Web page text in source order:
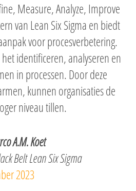
Measure, Analyze, Improve
van Lean Six Sigma en biedt
voor procesverbetering.
identificeren, analyseren en
in processen. Door deze
kunnen organisaties de
niveau tillen.
A.M. Koet
Belt Lean Six Sigma
2023